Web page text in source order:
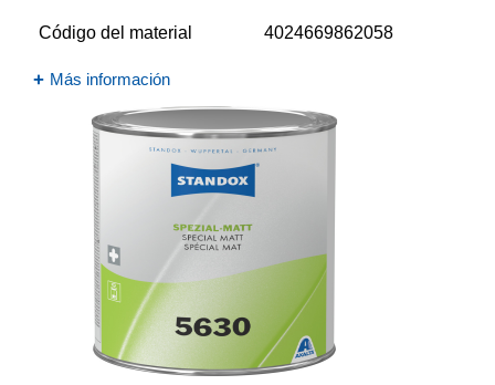
Código del material 4024669862058
Más información